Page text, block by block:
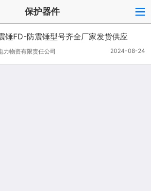
保护器件
锤FD-防震锤型号齐全厂家发货供应
2024-08-24
力物资有限责任公司